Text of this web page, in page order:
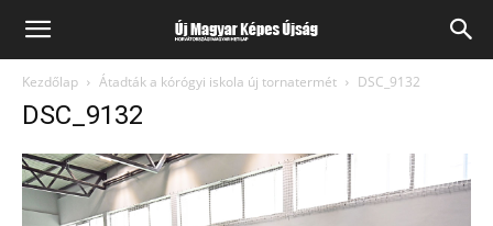
Kezdőlap Átadták a kórógyi iskola új tornatermét DSC_9132
DSC_9132